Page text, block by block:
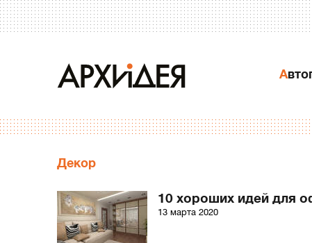
Декор
10 хороших идей для
13 марта 2020